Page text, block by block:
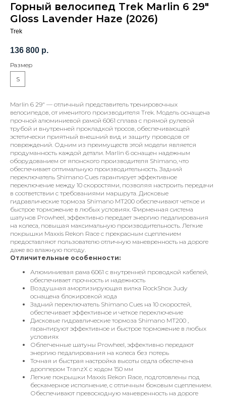
Горный велосипед Trek Marlin 6 29"
Gloss Lavender Haze (2026)
Trek
136 800 р.
Размер
S
Marlin 6 29" — отличный представитель тренировочных
велосипедов, от именитого производителя Trek. Модель оснащена
прочной алюминиевой рамой 6061 сплава с прямой рулевой
трубой и внутренней прокладкой тросов, обеспечивающей
эстетически приятный внешний вид и защиту проводов от
повреждений. Одним из преимуществ этой модели является
продуманность каждой детали. Marlin 6 оснащен надежным
оборудованием от японского производителя Shimano, что
обеспечивает оптимальную производительность. Задний
переключатель Shimano Cues гарантирует эффективное
переключение между 10 скоростями, позволяя настроить передачи
в соответствии с требованиями маршрута. Дисковые
гидравлические тормоза Shimano MT200 обеспечивают четкое и
быстрое торможение в любых условиях. Фирменная система
шатунов Prowheel, эффективно передает энергию педалирования
на колеса, повышая максимальную производительность. Легкие
покрышки Maxxis Rekon Race с прекрасным сцеплением
предоставляют пользователю отличную маневренность на дороге
даже во влажную погоду.
Отличительные особенности:
Алюминиевая рама 6061 с внутренней проводкой кабелей,
обеспечивает прочность и надежность
Воздушная амортизирующая вилка RockShox Judy
оснащена блокировкой хода
Задний переключатель Shimano Cues на 10 скоростей,
обеспечивает эффективное и четкое переключение
Дисковые гидравлические тормоза Shimano MT200 ,
гарантируют эффективное и быстрое торможение в любых
условиях
Облегченные шатуны Prowheel, эффективно передают
энергию педалирования на колеса без потерь
Точная и быстрая настройка высоты седла обеспечена
дроппером TranzX с ходом 150 мм
Легкие покрышки Maxxis Rekon Race, подготовлены под
бескамерное исполнение, с отличным боковым сцеплением.
Обеспечивают превосходную маневренность на дороге